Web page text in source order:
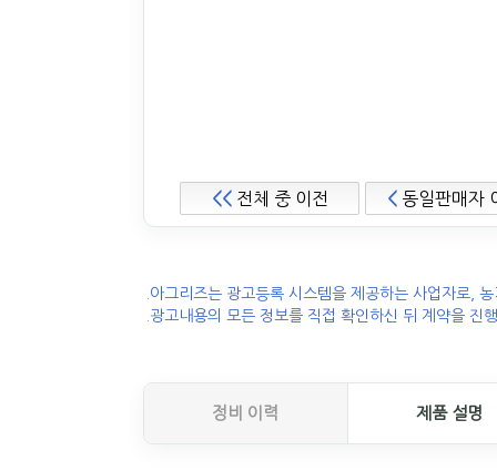
<<전체 중 이전 < 동일판매자
.아그리즈는 광고등록 시스템을 제공하는 사업자로,
.광고내용의 모든 정보를 직접 확인하신 뒤 계약을 진
정비 이력 제품 설명